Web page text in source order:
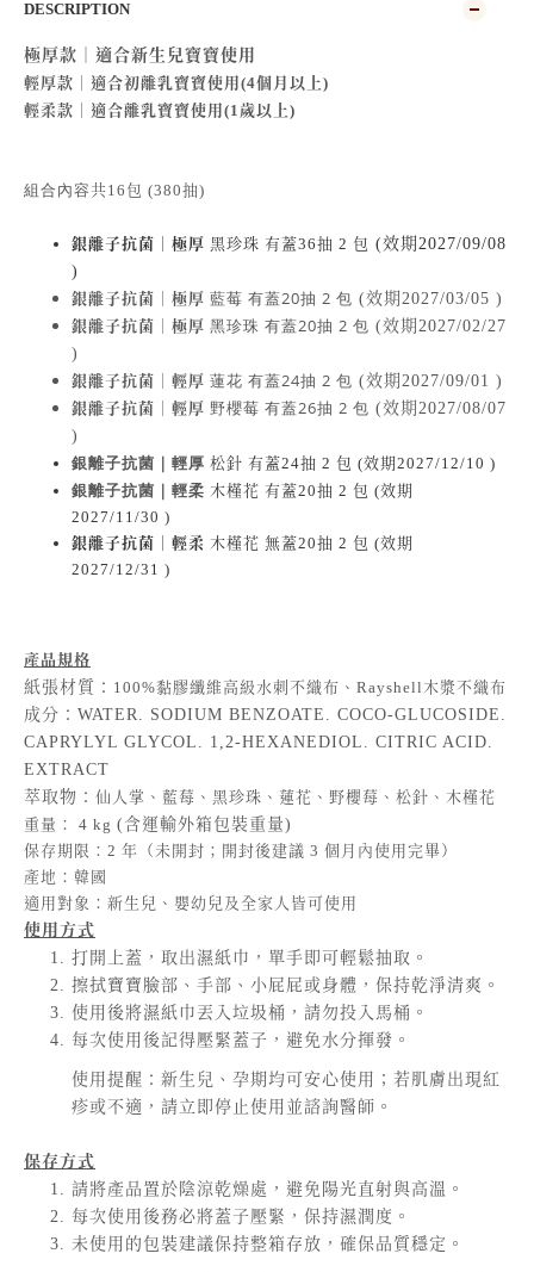
DESCRIPTION
極厚款｜適合新生兒寶寶使用
輕厚款｜適合初離乳寶寶使用(4個月以上)
輕柔款｜適合離乳寶寶使用(1歲以上)
組合內容共16包 (380抽)
銀離子抗菌｜極厚 黑珍珠 有蓋36抽 2 包 (效期2027/09/08
)
銀離子抗菌｜極厚 藍莓 有蓋20抽 2 包 (效期2027/03/05 )
銀離子抗菌｜極厚 黑珍珠 有蓋20抽 2 包 (效期2027/02/27
)
銀離子抗菌｜輕厚 蓮花 有蓋24抽 2 包 (效期2027/09/01 )
銀離子抗菌｜輕厚 野櫻莓 有蓋26抽 2 包 (效期2027/08/07
)
銀離子抗菌｜輕厚 松針 有蓋24抽 2 包 (效期2027/12/10 )
銀離子抗菌｜輕柔 木槿花 有蓋20抽 2 包 (效期
2027/11/30 )
銀離子抗菌｜輕柔 木槿花 無蓋20抽 2 包 (效期
2027/12/31 )
產品規格
紙張材質： 100%黏膠纖維高級水刺不織布、 Rayshell木漿不織布
成分：WATER. SODIUM BENZOATE. COCO-GLUCOSIDE.
CAPRYLYL GLYCOL. 1,2-HEXANEDIOL. CITRIC ACID.
EXTRACT
萃取物： 仙人掌、藍莓、黑珍珠、蓮花、野櫻莓、松針、木槿花
重量： 4 kg (含運輸外箱包裝重量)
保存期限：2 年（未開封；開封後建議 3 個月內使用完畢）
產地：韓國
適用對象：新生兒、嬰幼兒及全家人皆可使用
使用方式
打開上蓋，取出濕紙巾，單手即可輕鬆抽取。
擦拭寶寶臉部、手部、小屁屁或身體，保持乾淨清爽。
使用後將濕紙巾丟入垃圾桶，請勿投入馬桶。
每次使用後記得壓緊蓋子，避免水分揮發。
使用提醒：新生兒、孕期均可安心使用；若肌膚出現紅
疹或不適，請立即停止使用並諮詢醫師。
保存方式
請將產品置於陰涼乾燥處，避免陽光直射與高溫。
每次使用後務必將蓋子壓緊，保持濕潤度。
未使用的包裝建議保持整箱存放，確保品質穩定。